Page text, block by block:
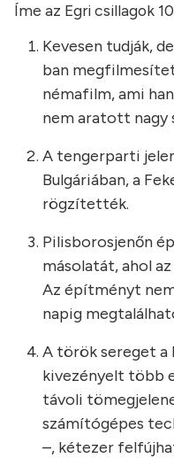
Íme az Egri csillagok
Kevesen tudják,
ban
némafilm, ami
nem aratott nagy
A tengerparti
Bulgáriában, a
rögzítették.
Pilisborosjenőn
másolatát, ahol
Az építményt
napig
A török sereget a
kivezényelt több
távoli
számítógépes
–, kétezer